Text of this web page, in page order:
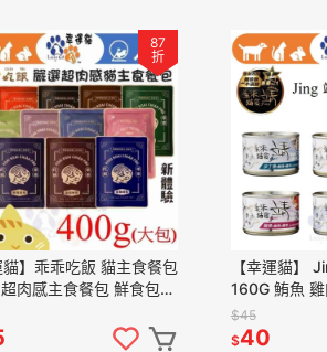
87
折
貓】乖乖吃飯 貓主食餐包
肉感主食餐包 鮮食包
貓餐包 貓鮮食 貓零食 貓
【幸運貓】
160G 鮪魚
子 沙丁魚 牛
$45
$40